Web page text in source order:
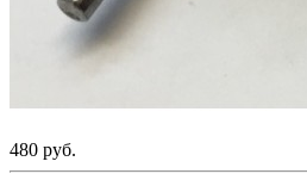
480 руб.